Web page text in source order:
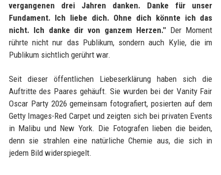
vergangenen drei Jahren danken. Danke für unser
Fundament. Ich liebe dich. Ohne dich könnte ich das
nicht. Ich danke dir von ganzem Herzen." Der Moment
rührte nicht nur das Publikum, sondern auch Kylie, die im
Publikum sichtlich gerührt war.
Seit dieser öffentlichen Liebeserklärung haben sich die
Auftritte des Paares gehäuft. Sie wurden bei der Vanity Fair
Oscar Party 2026 gemeinsam fotografiert, posierten auf dem
Getty Images-Red Carpet und zeigten sich bei privaten Events
in Malibu und New York. Die Fotografen lieben die beiden,
denn sie strahlen eine natürliche Chemie aus, die sich in
jedem Bild widerspiegelt.